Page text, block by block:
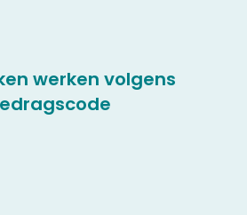
werken volgens